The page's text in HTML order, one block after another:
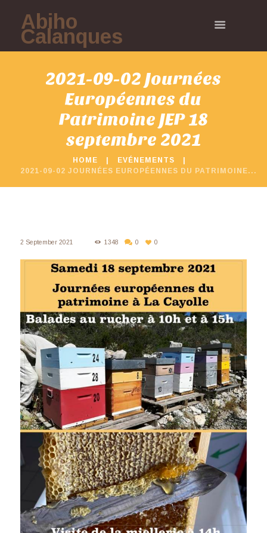
Abiho
Calanques
2021-09-02 Journées
Européennes du
Patrimoine JEP 18
septembre 2021
HOME
EVÉNEMENTS
2021-09-02 JOURNÉES EUROPÉENNES DU PATRIMOINE...
2 September 2021 1348 0 0